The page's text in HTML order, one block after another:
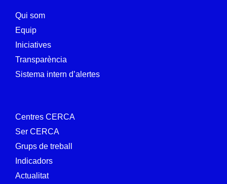
Qui som
Equip
Iniciatives
Transparència
Sistema intern d’alertes
Centres CERCA
Ser CERCA
Grups de treball
Indicadors
Actualitat